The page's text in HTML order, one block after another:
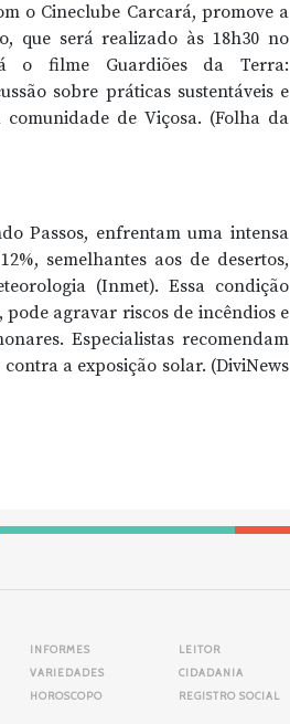
o Cineclube Carcará, promove a
que será realizado às 18h30 no
o filme Guardiões da Terra:
sobre práticas sustentáveis e
de Viçosa. (Folha da
Passos, enfrentam uma intensa
semelhantes aos de desertos,
(Inmet). Essa condição
agravar riscos de incêndios e
Especialistas recomendam
a exposição solar. (DiviNews
INFORMES
LEITOR
VARIEDADES
CIDADANIA
HOROSCOPO REGISTRO SOCIAL